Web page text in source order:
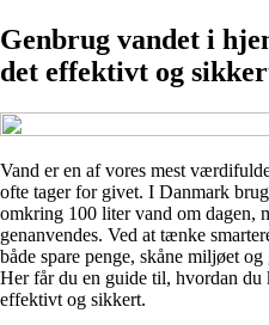
Genbrug vandet i
det effektivt og
Vand er en af vores mest
ofte tager for givet. I Danmark
omkring 100 liter vand om dagen,
genanvendes. Ved at tænke
både spare penge, skåne miljøet
Her får du en guide til, hvordan du
effektivt og sikkert.